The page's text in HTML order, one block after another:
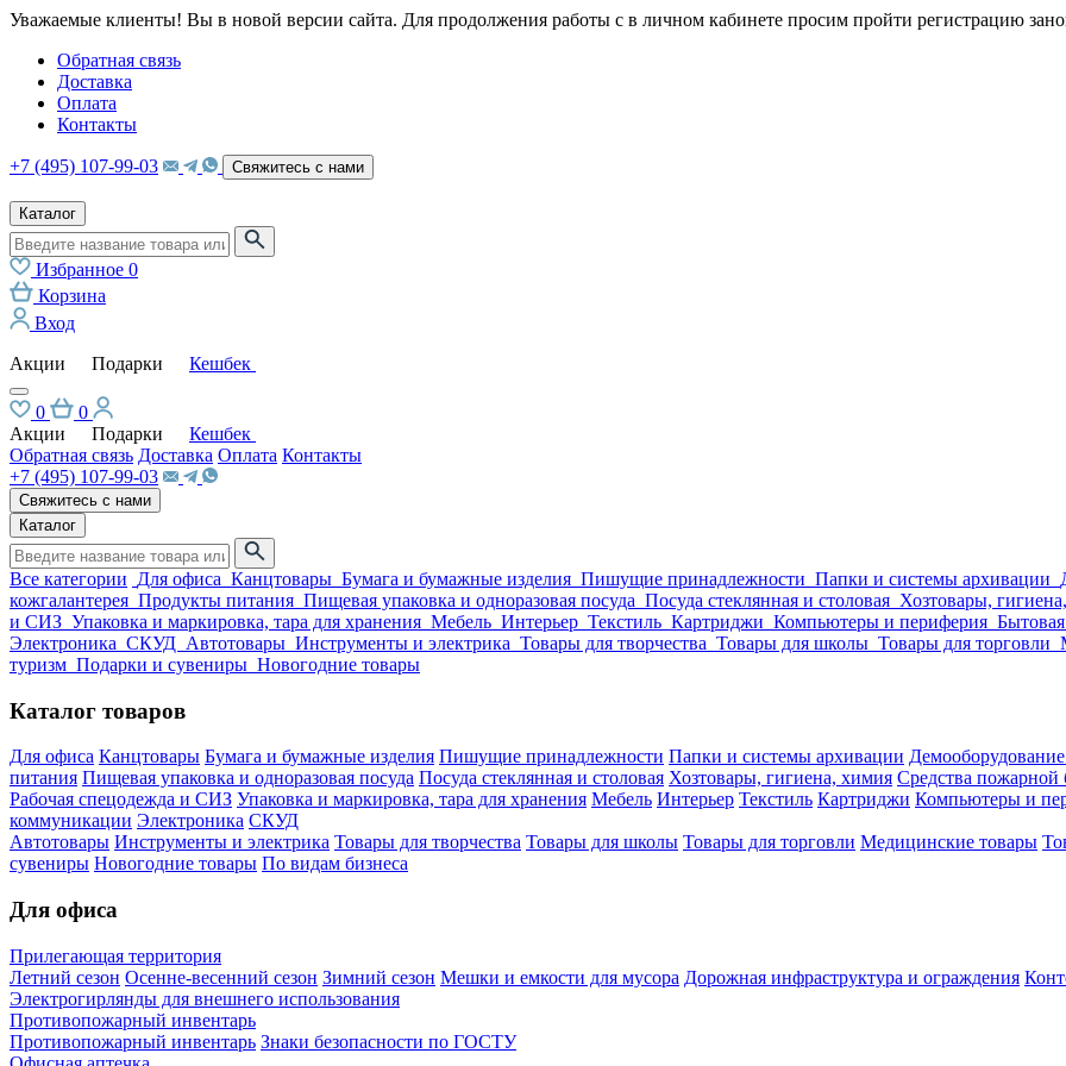
Уважаемые клиенты! Вы в новой версии сайта. Для продолжения работы с в личном кабинете просим пройти регистрацию
Обратная связь
Доставка
Оплата
Контакты
+7 (495) 107-99-03 Свяжитесь с нами
Каталог
Избранное 0
Корзина
Вход
Акции
Подарки Кешбек
0
0
Акции
Подарки
Кешбек
Обратная связь Доставка Оплата Контакты
+7 (495) 107-99-03
Свяжитесь с нами
Каталог
Все категории Для офиса Канцтовары Бумага и бумажные изделия Пишущие принадлежности Папки и системы архивации
кожгалантерея Продукты питания Пищевая упаковка и одноразовая посуда Посуда стеклянная и столовая Хозтовары,
и СИЗ Упаковка и маркировка, тара для хранения Мебель Интерьер Текстиль Картриджи Компьютеры и периферия
Электроника СКУД Автотовары Инструменты и электрика Товары для творчества Товары для школы Товары для торговли
туризм Подарки и сувениры Новогодние товары
Каталог товаров
Для офиса Канцтовары Бумага и бумажные изделия Пишущие принадлежности Папки и системы архивации
питания Пищевая упаковка и одноразовая посуда Посуда стеклянная и столовая Хозтовары, гигиена, химия Средства пожарной
Рабочая спецодежда и СИЗ Упаковка и маркировка, тара для хранения Мебель Интерьер Текстиль Картриджи Компьютеры и
коммуникации Электроника СКУД
Автотовары Инструменты и электрика Товары для творчества Товары для школы Товары для торговли Медицинские товары
сувениры Новогодние товары По видам бизнеса
Для офиса
Прилегающая территория
Летний сезон Осенне-весенний сезон Зимний сезон Мешки и емкости для мусора Дорожная инфраструктура и ограждения
Электрогирлянды для внешнего использования
Противопожарный инвентарь
Противопожарный инвентарь Знаки безопасности по ГОСТУ